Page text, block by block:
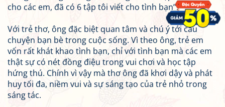
cho các em, đã có 6 tập tôi viết cho tình bạn”.
Với trẻ thơ, ông đặc biệt quan tâm và chú ý tới câu
chuyện bạn bè trong cuộc sống. Vì theo ông, trẻ em
vốn rất khát khao tình bạn, chỉ với tình bạn mà các em
thật sự có nét đồng điệu trong vui chơi và học tập
hứng thú. Chính vì vậy mà thơ ông đã khơi dậy và phát
huy tối đa, niềm vui và sự sáng tạo của trẻ nhỏ trong
sáng tác.